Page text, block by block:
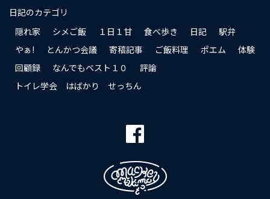
日記のカテゴリ
隠れ家
シメご飯 １日１甘 食べ歩き 日記
駅弁
やぁ!
とんかつ会議 寄稿記事 ご飯料理 ポエム
体験
回顧録
なんでもベスト１０
評論
トイレ学会 はばかり せっちん